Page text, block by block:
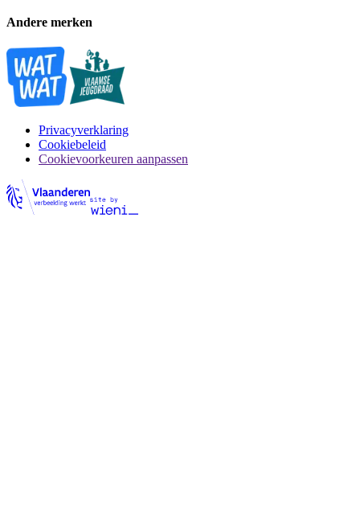
Andere merken
Privacyverklaring
Cookiebeleid
Cookievoorkeuren aanpassen